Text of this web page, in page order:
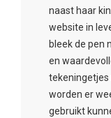
naast haar
website in
bleek de pen
en
tekeningetjes
worden er
gebruikt